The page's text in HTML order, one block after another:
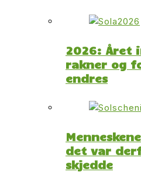
2026: Året
rakner og
endres
det var
skjedde